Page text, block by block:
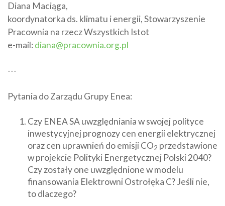
Diana Maciąga,
koordynatorka ds. klimatu i energii, Stowarzyszenie
Pracownia na rzecz Wszystkich Istot
e-mail:diana@pracownia.org.pl
---
Pytania do Zarządu Grupy Enea:
Czy ENEA SA uwzględniania w swojej polityce
inwestycyjnej prognozy cen energii elektrycznej
oraz cen uprawnień do emisji CO2 przedstawione
w projekcie Polityki Energetycznej Polski 2040?
Czy zostały one uwzględnione w modelu
finansowania Elektrowni Ostrołęka C? Jeśli nie,
to dlaczego?